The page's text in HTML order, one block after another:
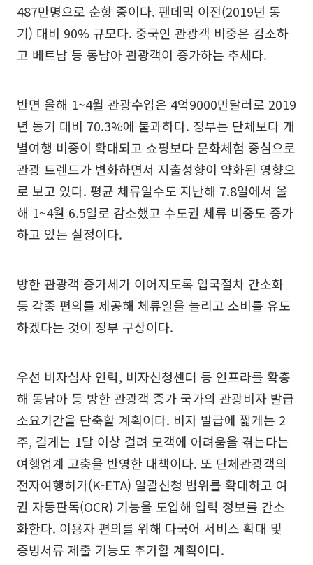
487만명으로 순항 중이다. 팬데믹 이전(2019년 동
기) 대비 90% 규모다. 중국인 관광객 비중은 감소하
고 베트남 등 동남아 관광객이 증가하는 추세다.
반면 올해 1~4월 관광수입은 4억9000만달러로 2019
년 동기 대비 70.3%에 불과하다. 정부는 단체보다 개
별여행 비중이 확대되고 쇼핑보다 문화체험 중심으로
관광 트렌드가 변화하면서 지출성향이 약화된 영향으
로 보고 있다. 평균 체류일수도 지난해 7.8일에서 올
해 1~4월 6.5일로 감소했고 수도권 체류 비중도 증가
하고 있는 실정이다.
방한 관광객 증가세가 이어지도록 입국절차 간소화
등 각종 편의를 제공해 체류일을 늘리고 소비를 유도
하겠다는 것이 정부 구상이다.
우선 비자심사 인력, 비자신청센터 등 인프라를 확충
해 동남아 등 방한 관광객 증가 국가의 관광비자 발급
소요기간을 단축할 계획이다. 비자 발급에 짧게는 2
주, 길게는 1달 이상 걸려 모객에 어려움을 겪는다는
여행업계 고충을 반영한 대책이다. 또 단체관광객의
전자여행허가(K-ETA) 일괄신청 범위를 확대하고 여
권 자동판독(OCR) 기능을 도입해 입력 정보를 간소
화한다. 이용자 편의를 위해 다국어 서비스 확대 및
증빙서류 제출 기능도 추가할 계획이다.